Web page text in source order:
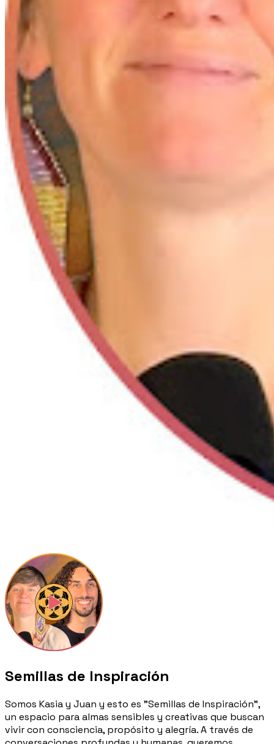
Semillas de Inspiración
Somos Kasia y Juan y esto es "Semillas de Inspiración",
un espacio para almas sensibles y creativas que buscan
vivir con consciencia, propósito y alegría. A través de